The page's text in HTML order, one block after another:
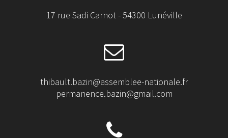
17 rue Sadi Carnot - 54300 Lunéville
thibault.bazin@assemblee-nationale.fr
permanence.bazin@gmail.com